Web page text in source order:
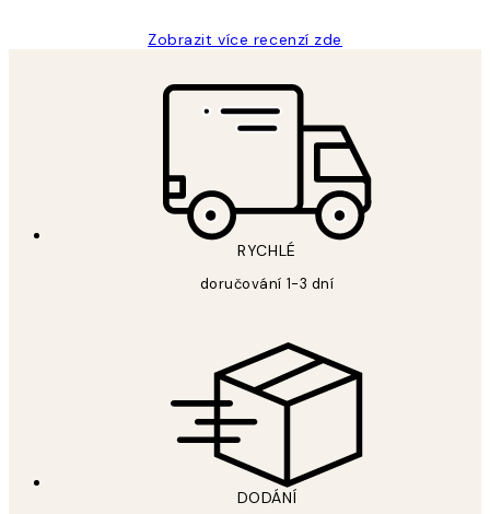
Zobrazit více recenzí zde
RYCHLÉ
doručování 1-3 dní
DODÁNÍ